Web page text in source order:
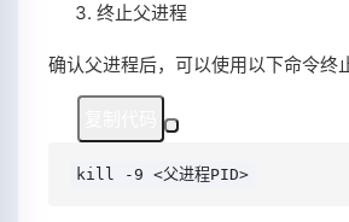
终止父进程
确认父进程后，可以使用以下命令终
kill -9 <父进程PID>